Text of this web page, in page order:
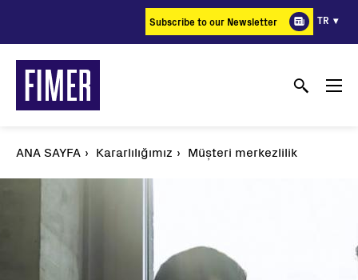
Subscribe to our Newsletter TR
ANA SAYFA Kararlılığımız Müşteri merkezlilik